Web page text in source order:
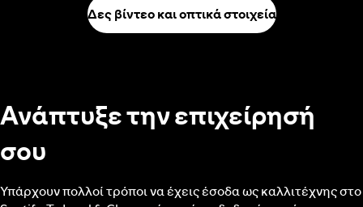
Δες βίντεο και οπτικά στοιχεία
Ανάπτυξε την επιχείρησή
σου
Υπάρχουν πολλοί τρόποι να έχεις έσοδα ως καλλιτέχνης στο